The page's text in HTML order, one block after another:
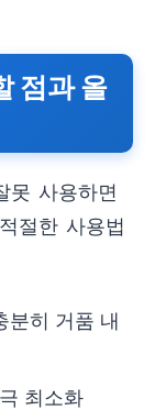
점과 올
못 사용하면
절한 사용법
분히 거품 내
최소화